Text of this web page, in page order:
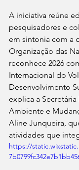
A iniciativa reúne
pesquisadores e
em sintonia com a
Organização das
reconhece 2026
Internacional do
Desenvolvimento
explica a
Ambiente e
Aline Junqueira,
atividades que
https://